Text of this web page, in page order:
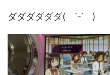
ダダダダダダ( ˙-˙ )